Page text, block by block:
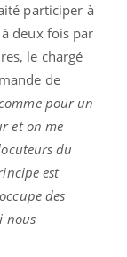
participer à
deux fois par
le chargé
de
pour un
et on me
du
est
des
nous